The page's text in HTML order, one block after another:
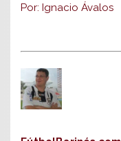
Por: Ignacio Ávalos